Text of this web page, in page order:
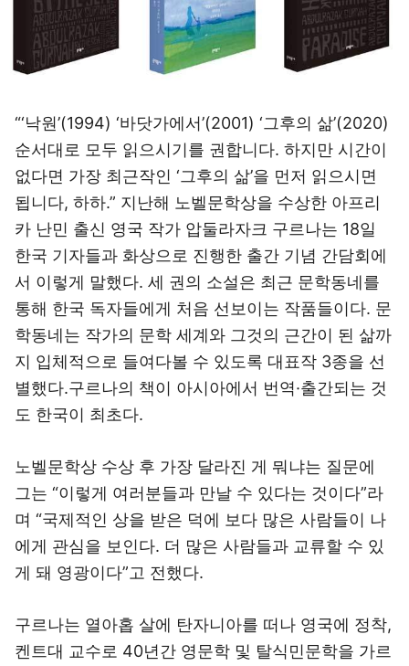
“‘낙원’(1994) ‘바닷가에서’(2001) ‘그후의 삶’(2020)
순서대로 모두 읽으시기를 권합니다. 하지만 시간이
없다면 가장 최근작인 ‘그후의 삶’을 먼저 읽으시면
됩니다, 하하.” 지난해 노벨문학상을 수상한 아프리
카 난민 출신 영국 작가 압둘라자크 구르나는 18일
한국 기자들과 화상으로 진행한 출간 기념 간담회에
서 이렇게 말했다. 세 권의 소설은 최근 문학동네를
통해 한국 독자들에게 처음 선보이는 작품들이다. 문
학동네는 작가의 문학 세계와 그것의 근간이 된 삶까
지 입체적으로 들여다볼 수 있도록 대표작 3종을 선
별했다.구르나의 책이 아시아에서 번역·출간되는 것
도 한국이 최초다.
노벨문학상 수상 후 가장 달라진 게 뭐냐는 질문에
그는 “이렇게 여러분들과 만날 수 있다는 것이다”라
며 “국제적인 상을 받은 덕에 보다 많은 사람들이 나
에게 관심을 보인다. 더 많은 사람들과 교류할 수 있
게 돼 영광이다”고 전했다.
구르나는 열아홉 살에 탄자니아를 떠나 영국에 정착,
켄트대 교수로 40년간 영문학 및 탈식민문학을 가르